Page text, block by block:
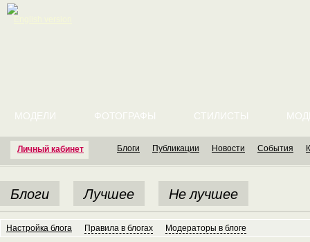
Личный кабинет
МОДЕЛИ ФОТОГРАФЫ СТИЛИСТЫ
Блоги Публикации Новости События
Блоги Лучшее Не лучшее
Настройка блога Правила в блогах Модераторы в блоге